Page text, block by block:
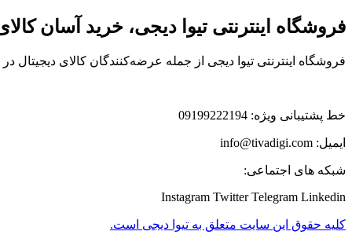
فروشگاه اینترنتی تیوا دیجی، خرید آسان
فروشگاه اینترنتی تیوا دیجی از جمله عرضه‌کنندگان کالای
خط پشتیبانی ویژه: 09199222194
ایمیل: info@tivadigi.com
شبکه های اجتماعی:
Instagram Twitter Telegram Linkedin
کلیه حقوق این سایت متعلق به تیوا دیجی است.